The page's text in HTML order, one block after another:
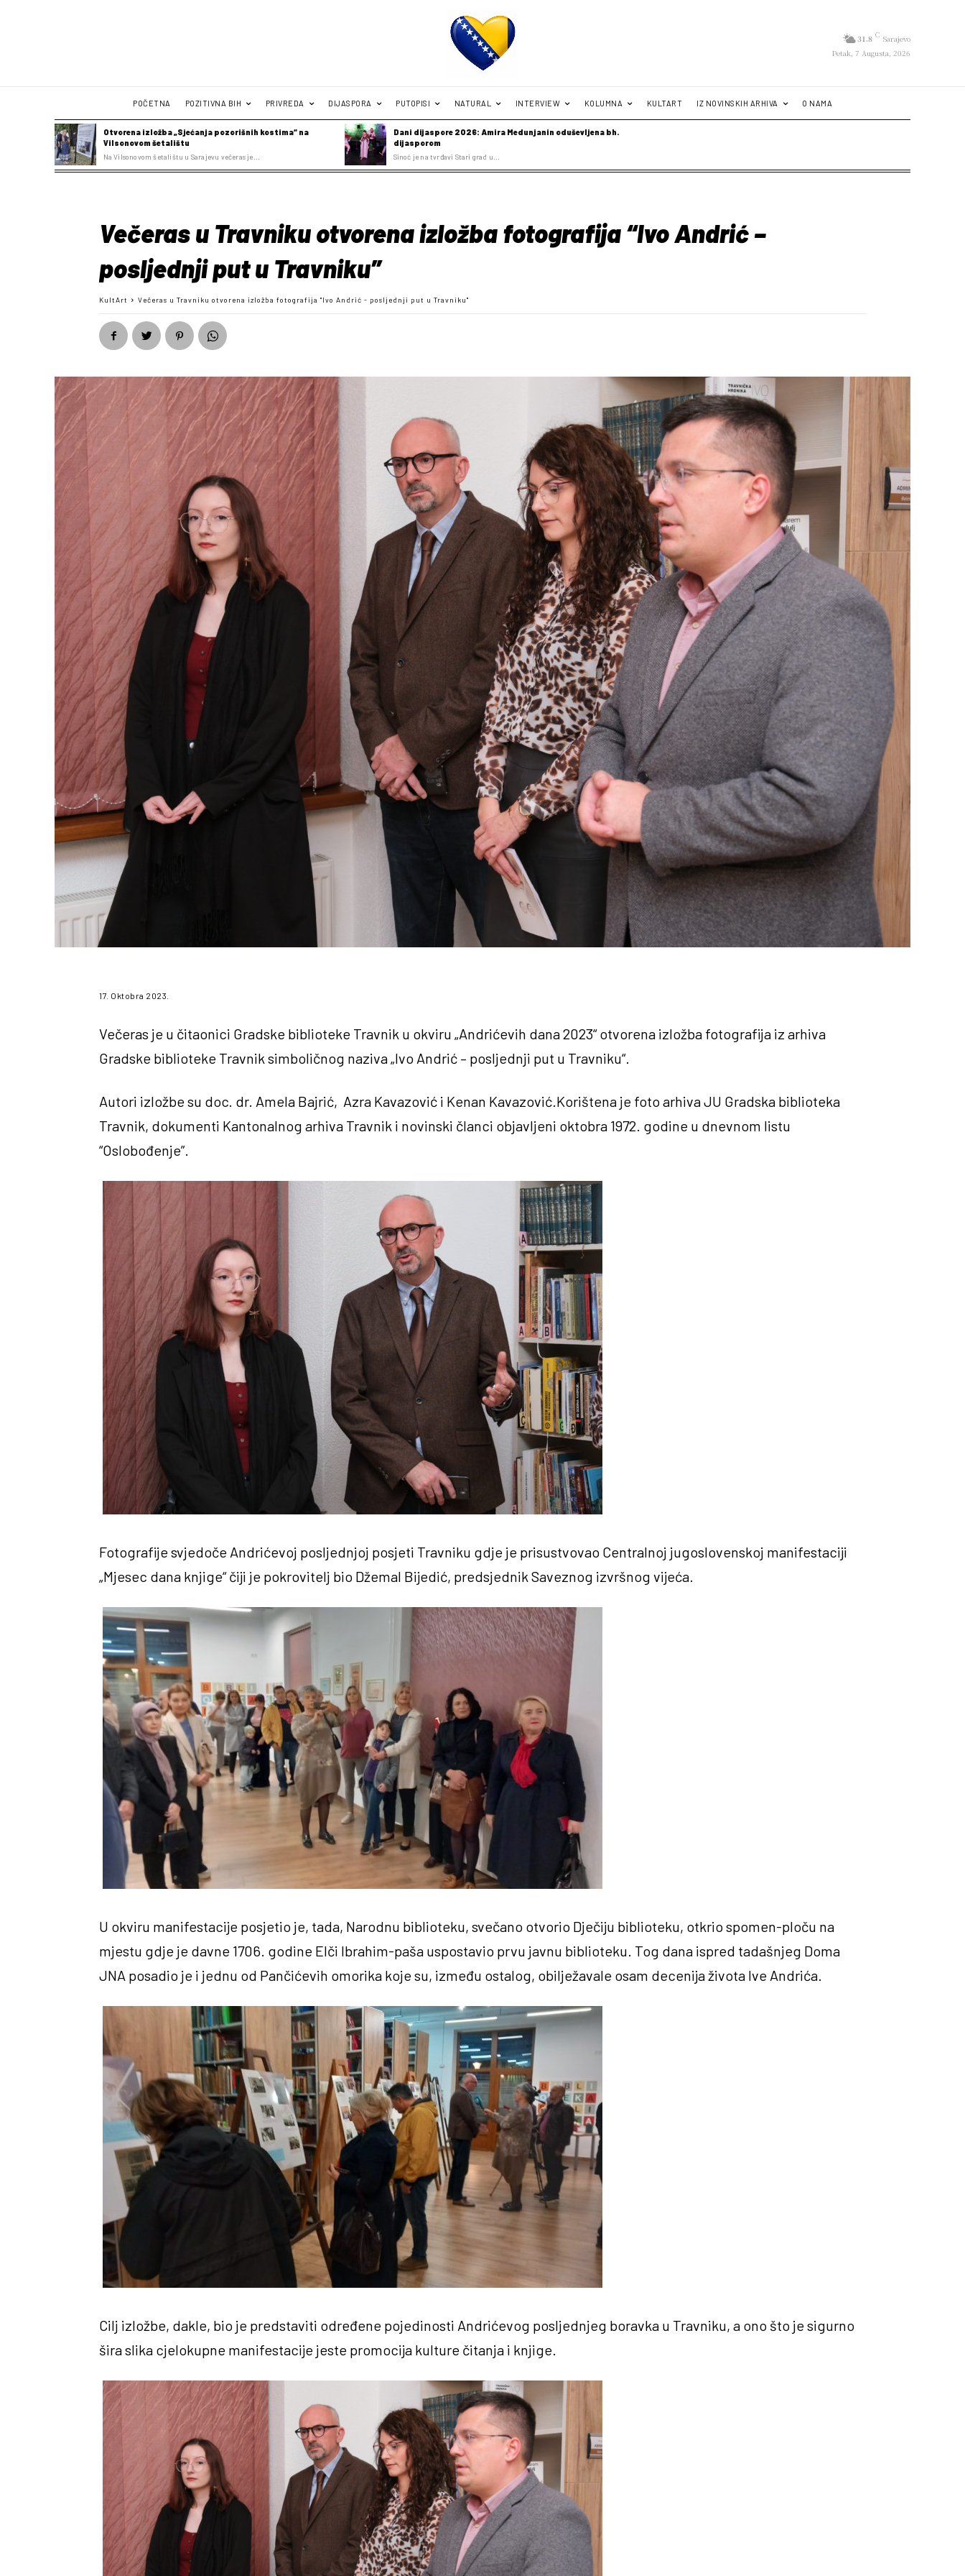
31.8 C Sarajevo
Petak, 7 Augusta, 2026
POČETNA POZITIVNA BIH PRIVREDA DIJASPORA PUTOPISI NATURAL INTERVIEW KOLUMNA KULTART IZ NOVINSKIH ARHIVA O NAMA
Otvorena izložba „Sjećanja pozorišnih kostima“ na
Vilsonovom šetalištu
Na Vilsonovom šetalištu u Sarajevu večeras je...
Dani dijaspore 2026: Amira Medunjanin oduševljena bh.
dijasporom
Sinoć je na tvrđavi Stari grad u...
Večeras u Travniku otvorena izložba fotografija “Ivo Andrić –
posljednji put u Travniku”
KultArt Večeras u Travniku otvorena izložba fotografija "Ivo Andrić - posljednji put u Travniku"
17. Oktobra 2023.
Večeras je u čitaonici Gradske biblioteke Travnik u okviru „Andrićevih dana 2023“ otvorena izložba fotografija iz arhiva
Gradske biblioteke Travnik simboličnog naziva „Ivo Andrić – posljednji put u Travniku“.
Autori izložbe su doc. dr. Amela Bajrić, Azra Kavazović i Kenan Kavazović.Korištena je foto arhiva JU Gradska biblioteka
Travnik, dokumenti Kantonalnog arhiva Travnik i novinski članci objavljeni oktobra 1972. godine u dnevnom listu
“Oslobođenje”.
Fotografije svjedoče Andrićevoj posljednjoj posjeti Travniku gdje je prisustvovao Centralnoj jugoslovenskoj manifestaciji
„Mjesec dana knjige“ čiji je pokrovitelj bio Džemal Bijedić, predsjednik Saveznog izvršnog vijeća.
U okviru manifestacije posjetio je, tada, Narodnu biblioteku, svečano otvorio Dječiju biblioteku, otkrio spomen-ploču na
mjestu gdje je davne 1706. godine Elči Ibrahim-paša uspostavio prvu javnu biblioteku. Tog dana ispred tadašnjeg Doma
JNA posadio je i jednu od Pančićevih omorika koje su, između ostalog, obilježavale osam decenija života Ive Andrića.
Cilj izložbe, dakle, bio je predstaviti određene pojedinosti Andrićevog posljednjeg boravka u Travniku, a ono što je sigurno
šira slika cjelokupne manifestacije jeste promocija kulture čitanja i knjige.